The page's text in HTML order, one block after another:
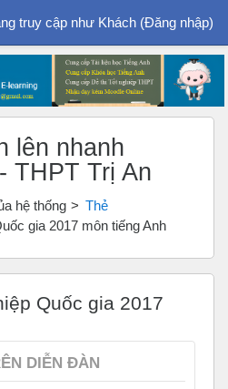
truy cập như Khách (Đăng nhập)
lên nhanh
THPT Trị An
hệ thống
Thẻ
gia 2017 môn tiếng Anh
Quốc gia 2017
DIỄN ĐÀN